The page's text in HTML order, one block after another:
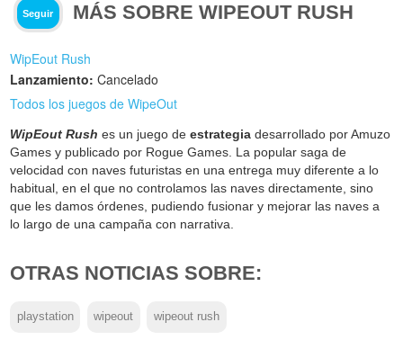
Seguir MÁS SOBRE WIPEOUT RUSH
WipEout Rush
Lanzamiento: Cancelado
Todos los juegos de WipeOut
WipEout Rush es un juego deestrategia desarrollado por Amuzo
Games y publicado por Rogue Games. La popular saga de
velocidad con naves futuristas en una entrega muy diferente a lo
habitual, en el que no controlamos las naves directamente, sino
que les damos órdenes, pudiendo fusionar y mejorar las naves a
lo largo de una campaña con narrativa.
OTRAS NOTICIAS SOBRE:
playstation wipeout wipeout rush